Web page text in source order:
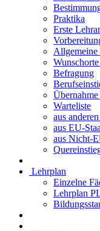
Praktika
Erste
Allgemeine
Befragung
Warteliste
aus
aus EU-
aus Nicht-
Lehrplan
Einzelne
Lehrplan